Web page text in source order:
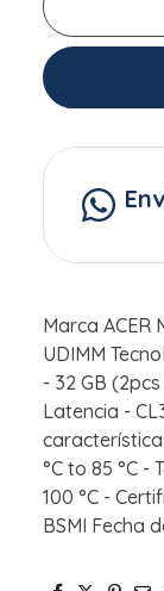
Marca ACER
UDIMM
- 32 GB
Latencia -
°C to 85 °C -
100 °C -
BSMI Fecha